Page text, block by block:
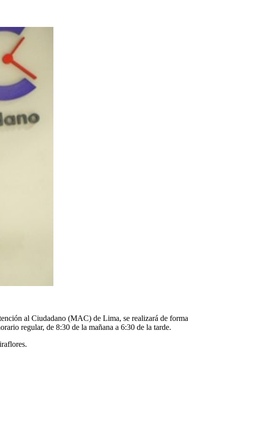
al Ciudadano (MAC) de Lima, se realizará de forma
regular, de 8:30 de la mañana a 6:30 de la tarde.